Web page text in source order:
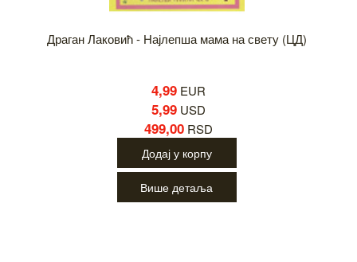
Драган Лаковић - Најлепша мама на свету (ЦД)
4,99 EUR
5,99 USD
499,00 RSD
Додај у корпу
Више детаља